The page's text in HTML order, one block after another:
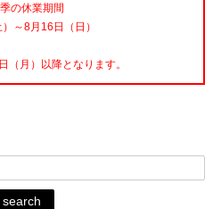
の休業期間
～8月16日（日）
（月）以降となります。
search